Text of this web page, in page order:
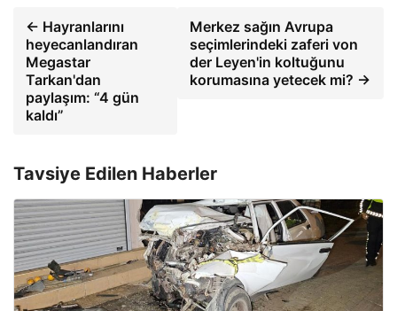
← Hayranlarını
heyecanlandıran
Megastar
Tarkan'dan
paylaşım: “4 gün
kaldı”
Merkez sağın Avrupa
seçimlerindeki zaferi von
der Leyen'in koltuğunu
korumasına yetecek mi? →
Tavsiye Edilen Haberler